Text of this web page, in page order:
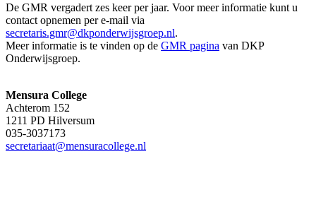
De GMR vergadert zes keer per jaar. Voor meer informatie kunt u
contact opnemen per e-mail via
secretaris.gmr@dkponderwijsgroep.nl.
Meer informatie is te vinden op de GMR pagina van DKP
Onderwijsgroep.
Mensura College
Achterom 152
1211 PD Hilversum
035-3037173
secretariaat@mensuracollege.nl